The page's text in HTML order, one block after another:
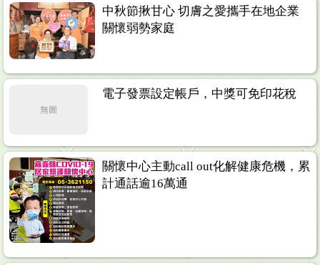
中秋節揪甘心 切膚之愛攜手在地企業
關懷弱勢家庭
無圖
電子發票設定帳戶，中獎可免印花稅
關懷中心主動call out化解健康危機，累
計通話逾16萬通